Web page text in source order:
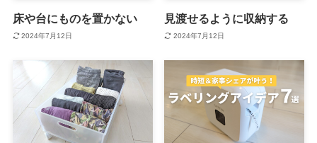
床や台にものを置かない
2024年7月12日
見渡せるように収納する
2024年7月12日